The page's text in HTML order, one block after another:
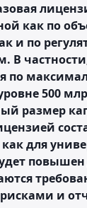
как по
и по
В
по
500
размер
как для
и